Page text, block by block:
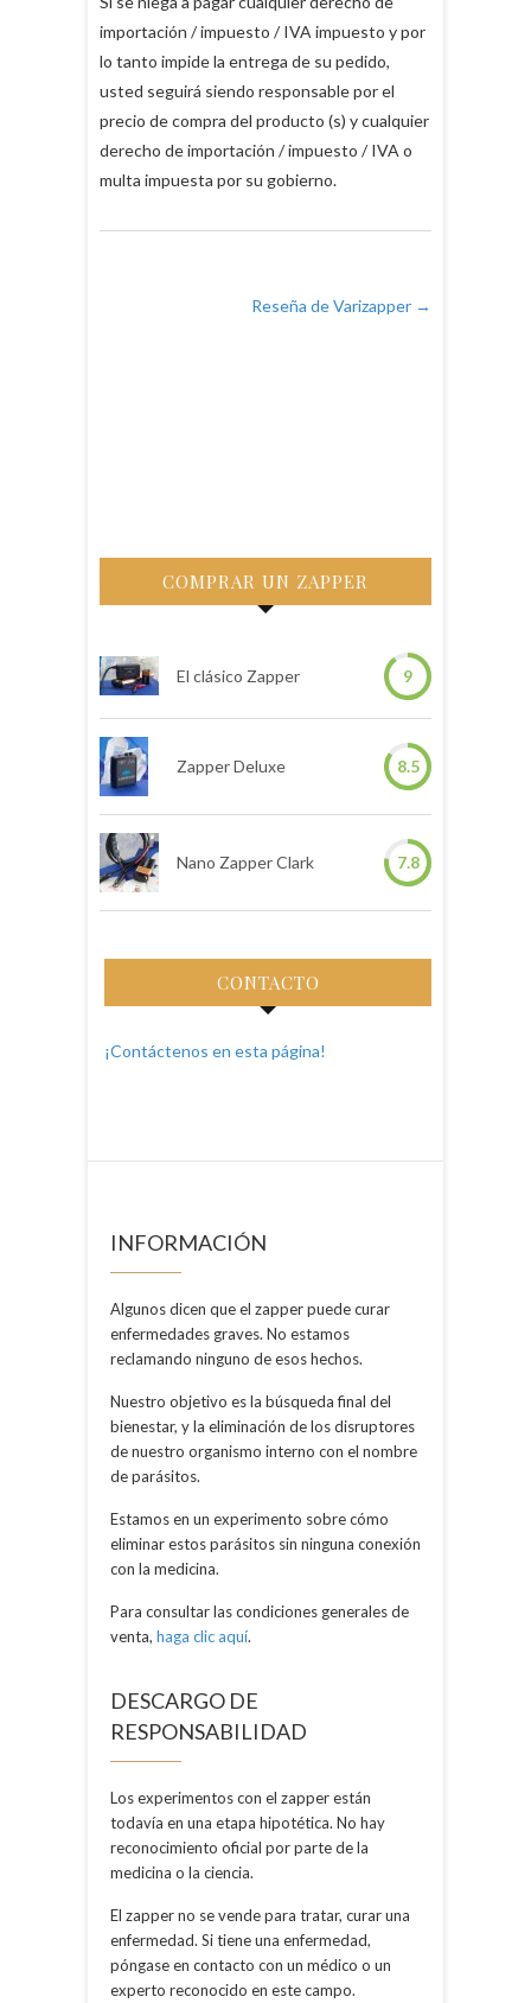
importación / impuesto / IVA impuesto y por
lo tanto impide la entrega de su pedido,
usted seguirá siendo responsable por el
precio de compra del producto (s) y cualquier
derecho de importación / impuesto / IVA o
multa impuesta por su gobierno.
Reseña de Varizapper →
COMPRAR UN ZAPPER
El clásico Zapper 9
Zapper Deluxe 8.5
Nano Zapper Clark 7.8
CONTACTO
¡Contáctenos en esta página!
INFORMACIÓN
Algunos dicen que el zapper puede curar
enfermedades graves. No estamos
reclamando ninguno de esos hechos.
Nuestro objetivo es la búsqueda final del
bienestar, y la eliminación de los disruptores
de nuestro organismo interno con el nombre
de parásitos.
Estamos en un experimento sobre cómo
eliminar estos parásitos sin ninguna conexión
con la medicina.
Para consultar las condiciones generales de
venta, haga clic aquí.
DESCARGO DE
RESPONSABILIDAD
Los experimentos con el zapper están
todavía en una etapa hipotética. No hay
reconocimiento oficial por parte de la
medicina o la ciencia.
El zapper no se vende para tratar, curar una
enfermedad. Si tiene una enfermedad,
póngase en contacto con un médico o un
experto reconocido en este campo.